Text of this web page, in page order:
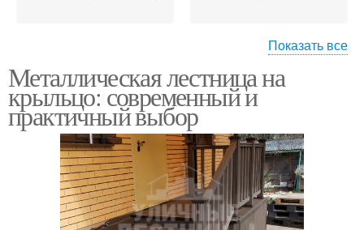
лестницы
Ступени для
металлической
лестницы
Крыльцо из бруса Деревянное крыльцо
Показать все
Металлическая лестница на
крыльцо: современный и
практичный выбор